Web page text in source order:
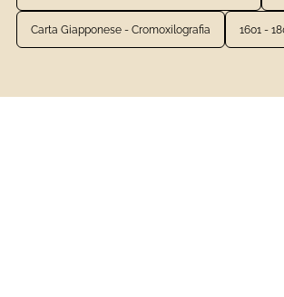
Carta Giapponese - Cromoxilografia 1601 -